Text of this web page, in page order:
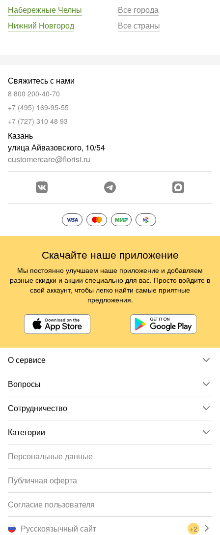
Набережные Челны
Нижний Новгород
Все города
Все страны
О сервисе
Вопросы
Сотрудничество
Категории
Свяжитесь с нами
8 800 200-40-70
+7 (495) 169-95-55
+7 (727) 310 48 93
Казань
улица Айвазовского, 10/54
customercare@florist.ru
Русскоязычный сайт +2
Персональные данные
Публичная оферта
Согласие пользователя
Скачайте наше приложение
Мы постоянно улучшаем наше приложение и добавляем
разные скидки и акции специально для вас. Просто войдите в
свой аккаунт, чтобы легко найти самые приятные
предложения.